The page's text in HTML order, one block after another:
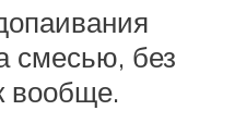
смесью, без
вообще.